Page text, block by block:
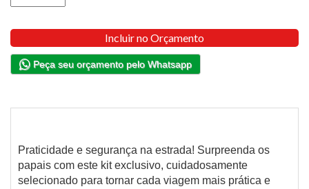
Incluir no Orçamento
Peça seu orçamento pelo Whatsapp
Praticidade e segurança na estrada! Surpreenda os
papais com este kit exclusivo, cuidadosamente
selecionado para tornar cada viagem mais prática e